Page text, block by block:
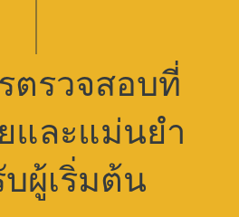
ตรวจสอบที่
และแม่นยำ
ผู้เริ่มต้น